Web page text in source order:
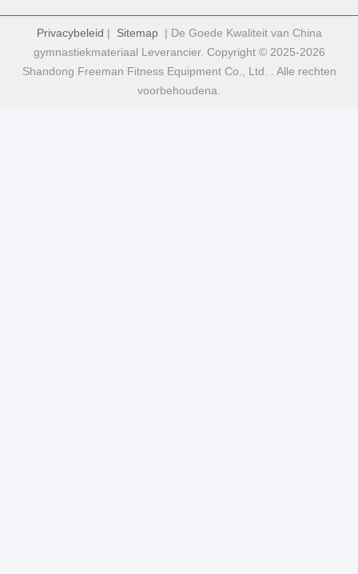
Privacybeleid | Sitemap| De Goede Kwaliteit van China
gymnastiekmateriaal Leverancier. Copyright © 2025-2026
Shandong Freeman Fitness Equipment Co., Ltd. . Alle rechten
voorbehoudena.